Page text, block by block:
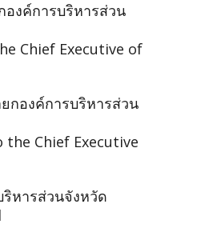
งค์การบริหารส่วน
Chief Executive of
กองค์การบริหารส่วน
the Chief Executive
หารส่วนจังหวัด